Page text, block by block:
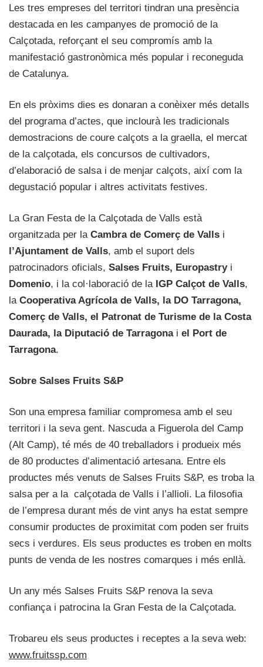
Les tres empreses del territori tindran una presència
destacada en les campanyes de promoció de la
Calçotada, reforçant el seu compromís amb la
manifestació gastronòmica més popular i reconeguda
de Catalunya.
En els pròxims dies es donaran a conèixer més detalls
del programa d’actes, que inclourà les tradicionals
demostracions de coure calçots a la graella, el mercat
de la calçotada, els concursos de cultivadors,
d’elaboració de salsa i de menjar calçots, així com la
degustació popular i altres activitats festives.
La Gran Festa de la Calçotada de Valls està
organitzada per la Cambra de Comerç de Valls i
l’Ajuntament de Valls, amb el suport dels
patrocinadors oficials, Salses Fruits, Europastry i
Domenio, i la col·laboració de la IGP Calçot de Valls,
la Cooperativa Agrícola de Valls, la DO Tarragona,
Comerç de Valls, el Patronat de Turisme de la Costa
Daurada, la Diputació de Tarragona i el Port de
Tarragona.
Sobre Salses Fruits S&P
Son una empresa familiar compromesa amb el seu
territori i la seva gent. Nascuda a Figuerola del Camp
(Alt Camp), té més de 40 treballadors i produeix més
de 80 productes d’alimentació artesana. Entre els
productes més venuts de Salses Fruits S&P, es troba la
salsa per a la calçotada de Valls i l’allioli. La filosofia
de l’empresa durant més de vint anys ha estat sempre
consumir productes de proximitat com poden ser fruits
secs i verdures. Els seus productes es troben en molts
punts de venda de les nostres comarques i més enllà.
Un any més Salses Fruits S&P renova la seva
confiança i patrocina la Gran Festa de la Calçotada.
Trobareu els seus productes i receptes a la seva web:
www.fruitssp.com